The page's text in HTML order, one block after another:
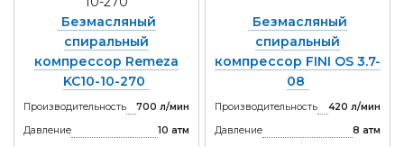
Безмасляный
спиральный
компрессор Remeza
KC10-10-270
Производительность
700 л/мин
Давление
10 атм
Безмасляный
спиральный
компрессор FINI OS 3.7-
08
Производительность
420 л/мин
Давление
8 атм